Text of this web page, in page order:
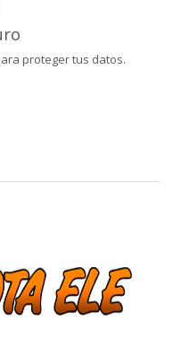
proteger tus datos.